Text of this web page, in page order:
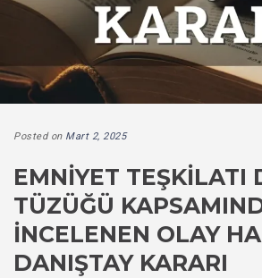
Posted on Mart 2, 2025
EMNIYET TEŞKILATI
TÜZÜĞÜ
İNCELENEN OLAY
DANIŞTAY KARARI